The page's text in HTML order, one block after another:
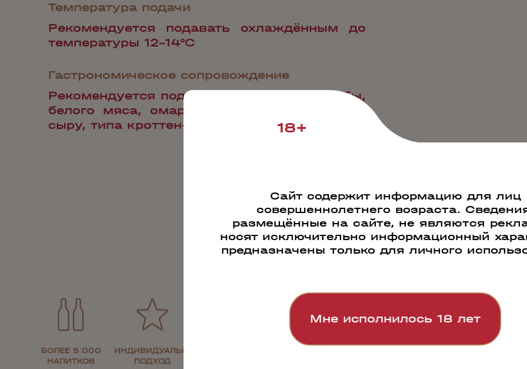
Температура подачи
Рекомендуется подавать охлаждённым до
температуры 12-14°С
Гастрономическое сопровождение
Рекомендуется подавать к блюдам из рыбы,
белого мяса, омарам, голубому и козьему
сыру, типа кроттен-де-шавиньоль.
Наши преимущества
БОЛЕЕ 5 000
НАПИТКОВ
ИНДИВИДУАЛЬНЫЙ
ПОДХОД
18+
Сайт содержит информацию для лиц
совершеннолетнего возраста.
размещённые на сайте, не являются
носят исключительно информационный
предназначены только для личного
Мне исполнилось 18 лет